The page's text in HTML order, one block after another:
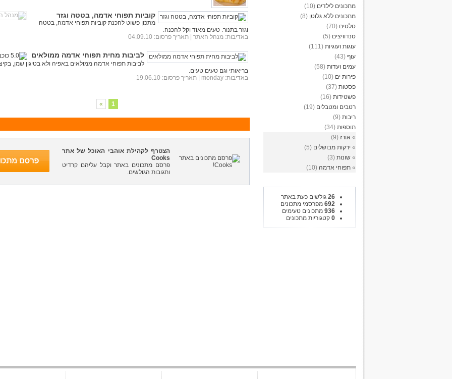
מתכונים לילדים (10)
מתכונים ללא גלוטן (8)
סלטים (70)
סנדוויצים (5)
עוגות ועוגיות (111)
עוף (43)
עמים ועדות (58)
פירות ים (10)
פסטות (37)
פשטידות (16)
רטבים ומטבלים (19)
ריבות (9)
תוספות (34)
» אורז (9)
» ירקות מבושלים (5)
» שונות (3)
» תפוחי אדמה (10)
26 גולשים כעת באתר
692 מפרסמי מתכונים
936 מתכונים טעימים
0 קטגוריות מתכונים
קוביות תפוחי אדמה, בטטה וגזר
מתכון פשוט להכנת קוביות תפוחי אדמה, בטטה
וגזר בתנור. טעים מאוד וקל להכנה.
באדיבות: מנהל האתר | תאריך פרסום: 04.09.10
לביבות מחית תפוחי אדמה ממולאים
לביבות תפוחי אדמה ממולאים באפיה ולא בטיגון שמן,
בריאותי וגם טעים טעים.
באדיבות: monday | תאריך פרסום: 19.06.10
1
»
הצטרף לקהילת אוהבי האוכל של אתר
Cooks
פרסם מתכונים באתר וקבל עליהם קרדיט
ותגובות הגולשים.